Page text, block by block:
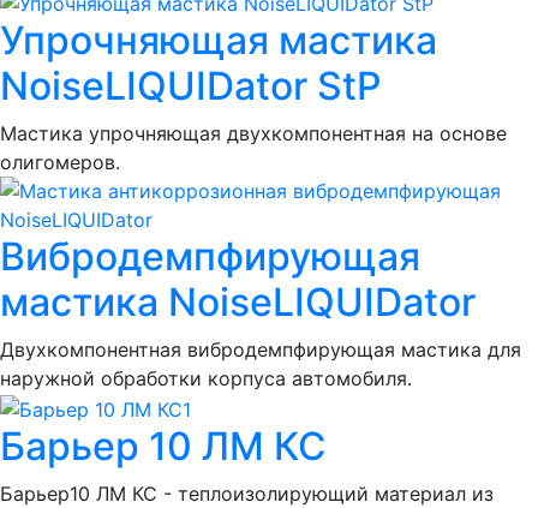
Упрочняющая мастика
NoiseLIQUIDator StP
Мастика упрочняющая двухкомпонентная на основе
олигомеров.
Вибродемпфирующая
мастика NoiseLIQUIDator
Двухкомпонентная вибродемпфирующая мастика для
наружной обработки корпуса автомобиля.
Барьер 10 ЛМ КС
Барьер10 ЛМ КС - теплоизолирующий материал из